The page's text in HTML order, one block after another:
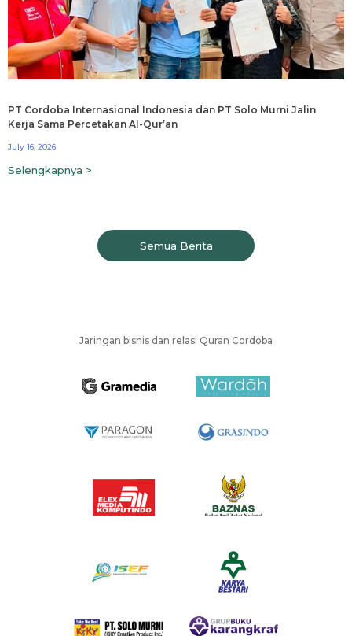
PT Cordoba Internasional Indonesia dan PT Solo Murni Jalin
Kerja Sama Percetakan Al-Qur’an
July 16, 2026
Selengkapnya >
Semua Berita
Jaringan bisnis dan relasi Quran Cordoba